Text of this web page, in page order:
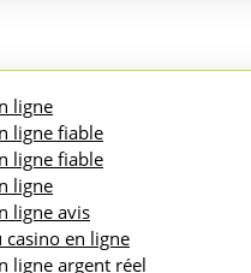
ligne
ligne fiable
ligne fiable
ligne
ligne avis
casino en ligne
ligne argent réel